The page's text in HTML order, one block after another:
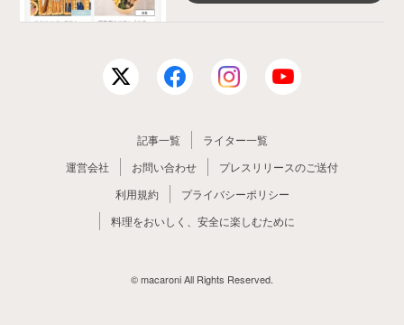
記事一覧
ライター一覧
運営会社
お問い合わせ
プレスリリースのご送付
利用規約
プライバシーポリシー
料理をおいしく、安全に楽しむために
© macaroni All Rights Reserved.